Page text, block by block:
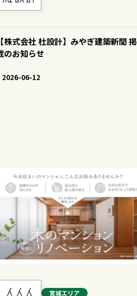
【株式会社 杜設計】みやぎ建築新聞 掲
のお知らせ
2026-06-12
宮城エリア